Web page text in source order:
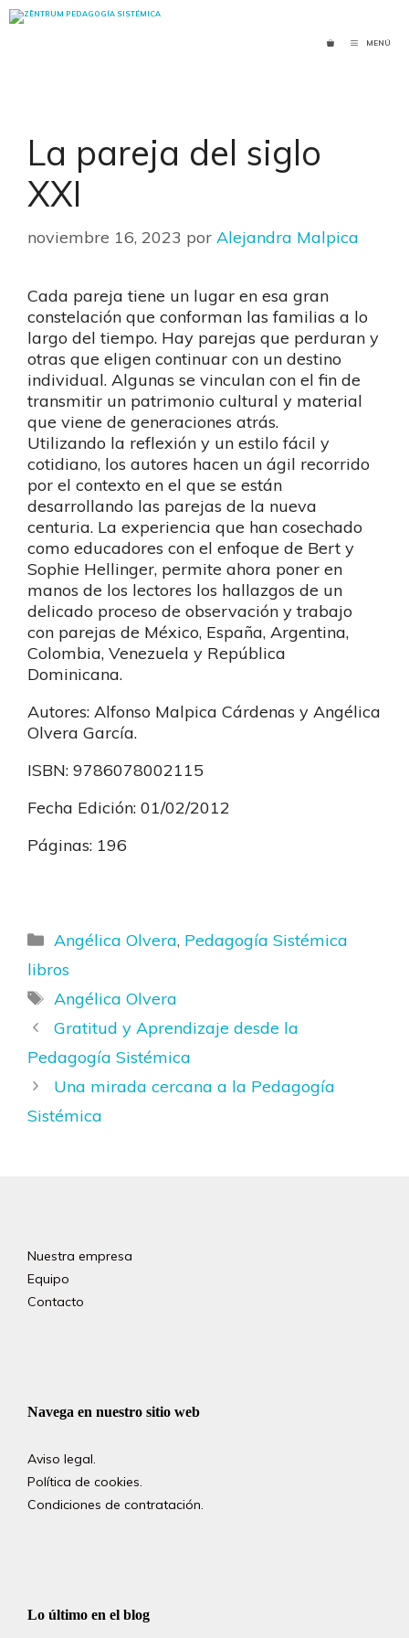
Saltar
al
MENÚ
La pareja del siglo
XXI
noviembre 16, 2023 por Alejandra Malpica
Cada pareja tiene un lugar en esa gran
constelación que conforman las familias a lo
largo del tiempo. Hay parejas que perduran y
otras que eligen continuar con un destino
individual. Algunas se vinculan con el fin de
transmitir un patrimonio cultural y material
que viene de generaciones atrás.
Utilizando la reflexión y un estilo fácil y
cotidiano, los autores hacen un ágil recorrido
por el contexto en el que se están
desarrollando las parejas de la nueva
centuria. La experiencia que han cosechado
como educadores con el enfoque de Bert y
Sophie Hellinger, permite ahora poner en
manos de los lectores los hallazgos de un
delicado proceso de observación y trabajo
con parejas de México, España, Argentina,
Colombia, Venezuela y República
Dominicana.
Autores: Alfonso Malpica Cárdenas y Angélica
Olvera García.
ISBN: 9786078002115
Fecha Edición: 01/02/2012
Páginas: 196
Categorías
Angélica Olvera, Pedagogía Sistémica
libros
Etiquetas
Angélica Olvera
Gratitud y Aprendizaje desde la
Pedagogía Sistémica
Una mirada cercana a la Pedagogía
Sistémica
Nuestra empresa
Equipo
Contacto
Navega en nuestro sitio web
Aviso legal.
Política de cookies.
Condiciones de contratación.
Lo último en el blog